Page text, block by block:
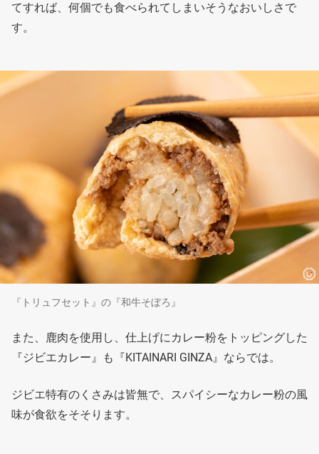
てすれば、何個でも食べられてしまいそうなおいしさで
す。
『トリュフセット』の『和牛そぼろ』
また、鹿肉を使用し、仕上げにカレー粉をトッピングした
『ジビエカレー』も『KITAINARI GINZA』ならでは。
ジビエ特有のくさみは皆無で、スパイシーなカレー粉の風
味が食欲をそそります。